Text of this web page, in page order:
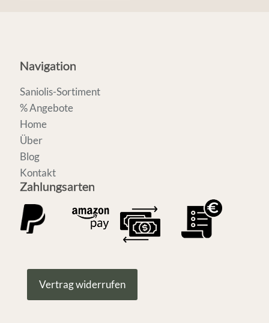
Navigation
Saniolis-Sortiment
% Angebote
Home
Über
Blog
Kontakt
Zahlungsarten
Vertrag widerrufen